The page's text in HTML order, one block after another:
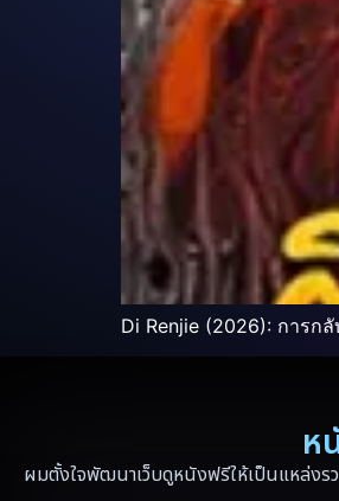
Di Renjie (2026): การ
ห
ผมตั้งใจพัฒนาเว็บดูหนังฟรีให้เป็นแหล่งร